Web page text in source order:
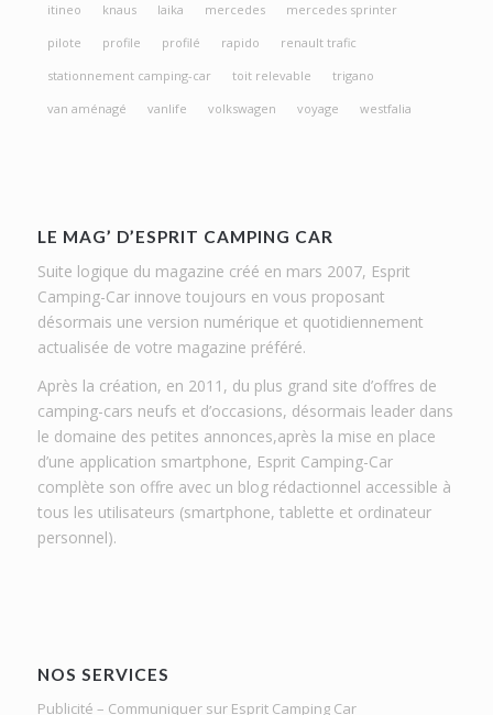
itineo
knaus laika mercedes
mercedes sprinter
pilote
profile profilé rapido
renault trafic
stationnement camping-car
toit relevable
trigano
van aménagé
vanlife volkswagen voyage westfalia
LE MAG’ D’ESPRIT CAMPING CAR
Suite logique du magazine créé en mars 2007, Esprit
Camping-Car innove toujours en vous proposant
désormais une version numérique et quotidiennement
actualisée de votre magazine préféré.
Après la création, en 2011, du plus grand site d’offres de
camping-cars neufs et d’occasions, désormais leader dans
le domaine des petites annonces,après la mise en place
d’une application smartphone, Esprit Camping-Car
complète son offre avec un blog rédactionnel accessible à
tous les utilisateurs (smartphone, tablette et ordinateur
personnel).
NOS SERVICES
Publicité – Communiquer sur Esprit Camping Car